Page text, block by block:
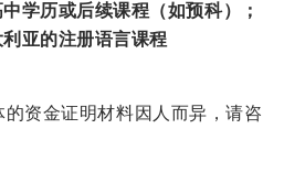
学历或后续课程（如预科）；
亚的注册语言课程
的资金证明材料因人而异，请咨